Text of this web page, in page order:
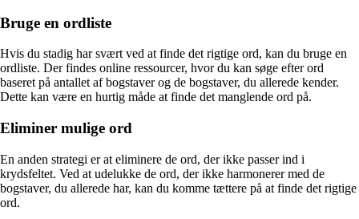
Bruge en ordliste
Hvis du stadig har svært ved at finde det rigtige ord, kan du bruge en
ordliste. Der findes online ressourcer, hvor du kan søge efter ord
baseret på antallet af bogstaver og de bogstaver, du allerede kender.
Dette kan være en hurtig måde at finde det manglende ord på.
Eliminer mulige ord
En anden strategi er at eliminere de ord, der ikke passer ind i
krydsfeltet. Ved at udelukke de ord, der ikke harmonerer med de
bogstaver, du allerede har, kan du komme tættere på at finde det rigtige
ord.